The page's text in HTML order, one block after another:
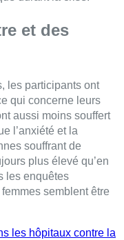
et des
les participants ont
qui concerne leurs
aussi moins souffert
l’anxiété et la
souffrant de
plus élevé qu’en
les enquêtes
semblent être
les hôpitaux contre la